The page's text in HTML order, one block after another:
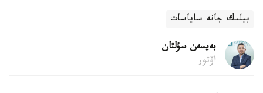
بيلىك جانە ساياسات
بەيسەن سۇلتان
اۆتور